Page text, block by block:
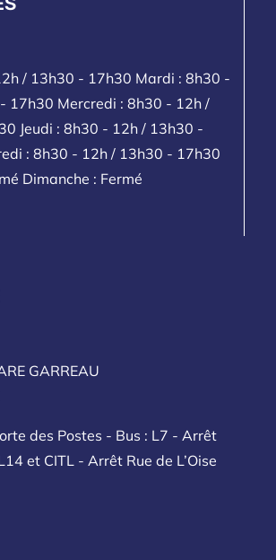
/ 13h30 - 17h30 Mardi : 8h30 -
17h30 Mercredi : 8h30 - 12h /
Jeudi : 8h30 - 12h / 13h30 -
: 8h30 - 12h / 13h30 - 17h30
Dimanche : Fermé
GARREAU
des Postes - Bus : L7 - Arrêt
et CITL - Arrêt Rue de L’Oise